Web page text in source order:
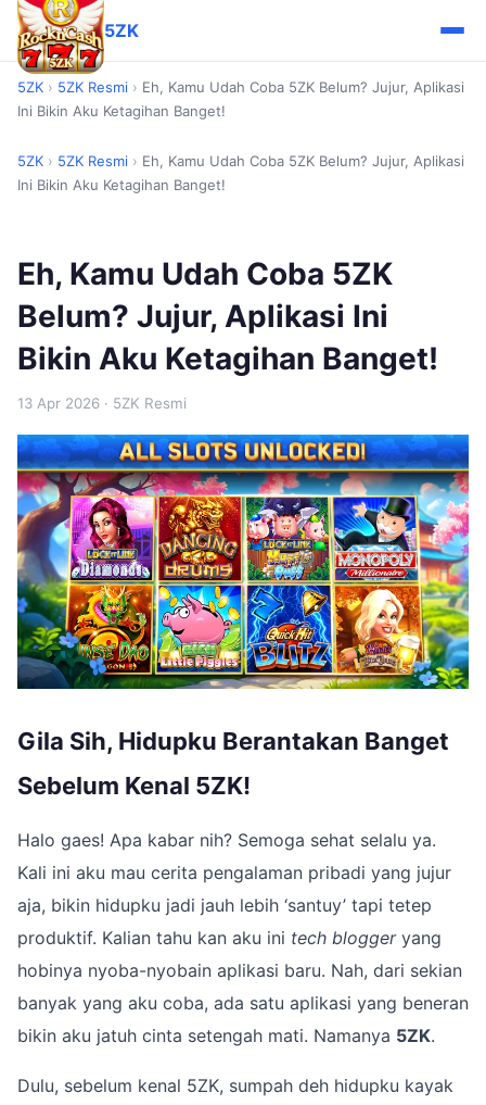
5ZK
5ZK › 5ZK Resmi › Eh, Kamu Udah Coba 5ZK Belum? Jujur, Aplikasi
Ini Bikin Aku Ketagihan Banget!
5ZK › 5ZK Resmi › Eh, Kamu Udah Coba 5ZK Belum? Jujur, Aplikasi
Ini Bikin Aku Ketagihan Banget!
Eh, Kamu Udah Coba 5ZK
Belum? Jujur, Aplikasi Ini
Bikin Aku Ketagihan Banget!
13 Apr 2026 · 5ZK Resmi
Gila Sih, Hidupku Berantakan Banget
Sebelum Kenal 5ZK!
Halo gaes! Apa kabar nih? Semoga sehat selalu ya.
Kali ini aku mau cerita pengalaman pribadi yang jujur
aja, bikin hidupku jadi jauh lebih ‘santuy’ tapi tetep
produktif. Kalian tahu kan aku ini tech bloggeryang
hobinya nyoba-nyobain aplikasi baru. Nah, dari sekian
banyak yang aku coba, ada satu aplikasi yang beneran
bikin aku jatuh cinta setengah mati. Namanya 5ZK.
Dulu, sebelum kenal 5ZK, sumpah deh hidupku kayak